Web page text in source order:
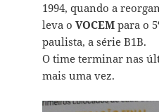
1994, quando a
leva o VOCEMpara o
paulista, a série B1B.
O time terminar nas
mais uma vez.